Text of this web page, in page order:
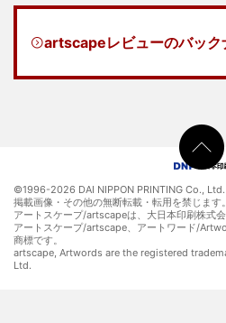
artscapeレビューのバック
©1996-2026 DAI NIPPON PRINTING Co., Ltd.
掲載画像・その他の無断転載・転用を禁じます。
アートスケープ/artscapeは、大日本印刷株式会
アートスケープ/artscape、アートワード/
商標です。
artscape, Artwords are the registered
Ltd.